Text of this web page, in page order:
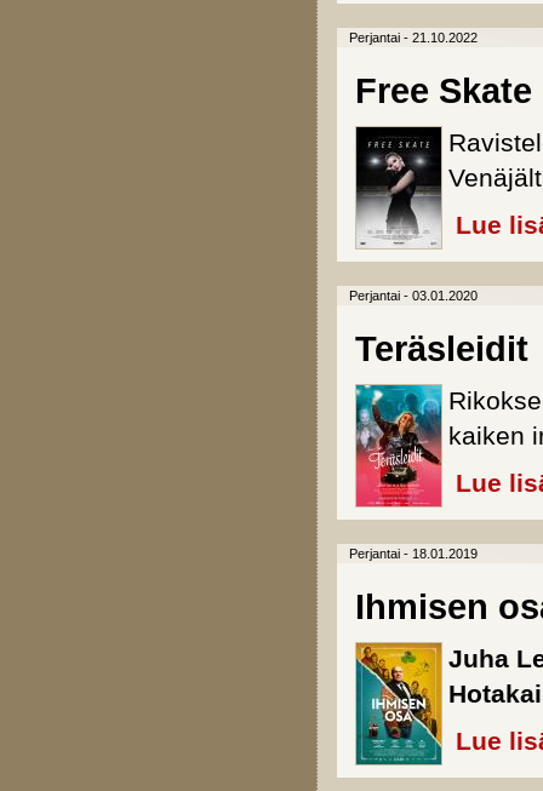
Perjantai - 21.10.2022
Free Skate
Lue
Perjantai - 03.01.2020
Teräsleidit
kaiken
Lue
Perjantai - 18.01.2019
Ihmisen
Juha
Lue